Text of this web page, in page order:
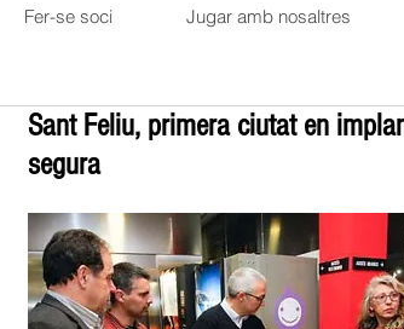
Fer-se soci Jugar amb nosaltres
Sant Feliu, primera ciutat en
segura